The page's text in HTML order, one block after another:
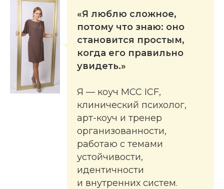
«Я люблю сложное,
потому что знаю: оно
становится простым,
когда его правильно
увидеть.»
Я — коуч MCC ICF,
клинический психолог,
арт-коуч и тренер
организованности,
работаю с темами
устойчивости,
идентичности
и внутренних систем.